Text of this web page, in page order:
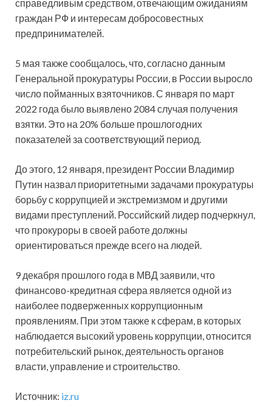
справедливым средством, отвечающим ожиданиям
граждан РФ и интересам добросовестных
предпринимателей.
5 мая также сообщалось, что, согласно данным
Генеральной прокуратуры России, в России выросло
число пойманных взяточников. С января по март
2022 года было выявлено 2084 случая получения
взятки. Это на 20% больше прошлогодних
показателей за соответствующий период.
До этого, 12 января, президент России Владимир
Путин назвал приоритетными задачами прокуратуры
борьбу с коррупцией и экстремизмом и другими
видами преступлений. Российский лидер подчеркнул,
что прокуроры в своей работе должны
ориентироваться прежде всего на людей.
9 декабря прошлого года в МВД заявили, что
финансово-кредитная сфера является одной из
наиболее подверженных коррупционным
проявлениям. При этом также к сферам, в которых
наблюдается высокий уровень коррупции, относится
потребительский рынок, деятельность органов
власти, управление и строительство.
Источник: iz.ru